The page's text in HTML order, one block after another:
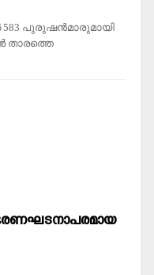
പുരുഷൻമാരുമായി
താരത്തെ